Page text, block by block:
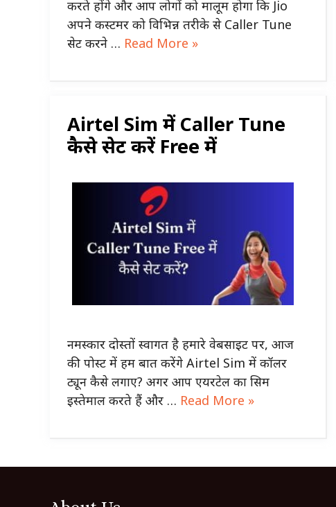
करते होंगे और आप लोगों को मालूम होगा कि Jio
अपने कस्टमर को विभिन्न तरीके से Caller Tune
सेट करने … Read More »
Airtel Sim में Caller Tune
कैसे सेट करें Free में
नमस्कार दोस्तों स्वागत है हमारे वेबसाइट पर, आज
की पोस्ट में हम बात करेंगे Airtel Sim में कॉलर
ट्यून कैसे लगाए? अगर आप एयरटेल का सिम
इस्तेमाल करते हैं और … Read More »